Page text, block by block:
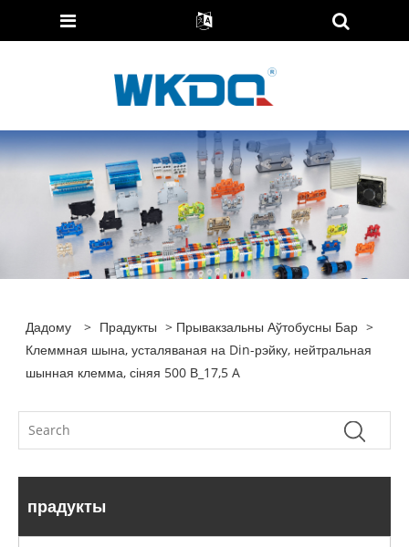
Дадому > Прадукты > Прывакзальны Аўтобусны Бар >
Клеммная шына, усталяваная на Din-рэйку, нейтральная
шынная клемма, сіняя 500 В_17,5 A
прадукты